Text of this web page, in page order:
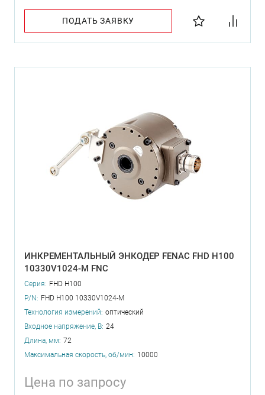
ПОДАТЬ ЗАЯВКУ
ИНКРЕМЕНТАЛЬНЫЙ ЭНКОДЕР FENAC FHD H100
10330V1024-M FNC
Серия: FHD H100
P/N: FHD H100 10330V1024-M
Технология измерений: оптический
Входное напряжение, В: 24
Длина, мм: 72
Максимальная скорость, об/мин: 10000
Цена по запросу